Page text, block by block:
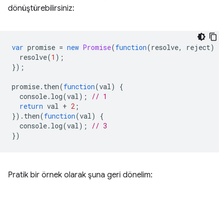
dönüştürebilirsiniz:
var promise = new Promise(function(resolve, reject)
resolve(1 );
});
promise. then(function(val)
{
console. log(val);
// 1
return val + 2 ;
}). then(function(val)
{
console. log(val);
// 3
})
Pratik bir örnek olarak şuna geri dönelim: